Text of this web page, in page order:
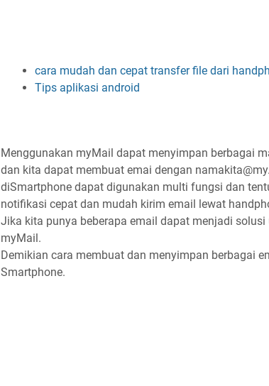
cara mudah dan cepat transfer file dari
Tips aplikasi android
Menggunakan myMail dapat menyimpan berbagai
dan kita dapat membuat emai dengan
diSmartphone dapat digunakan multi fungsi dan
notifikasi cepat dan mudah kirim email lewat
Jika kita punya beberapa email dapat menjadi
myMail.
Demikian cara membuat dan menyimpan berbagai
Smartphone.